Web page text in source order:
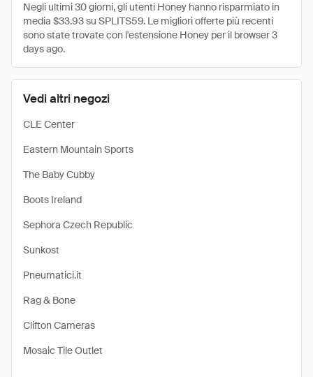
Vedi altri negozi
CLE Center
Eastern Mountain Sports
The Baby Cubby
Boots Ireland
Sephora Czech Republic
Sunkost
Pneumatici.it
Rag & Bone
Clifton Cameras
Mosaic Tile Outlet
Negli ultimi 30 giorni, gli utenti Honey hanno risparmiato in
media $33.93 su SPLITS59. Le migliori offerte più recenti
sono state trovate con l'estensione Honey per il browser 3
days ago.